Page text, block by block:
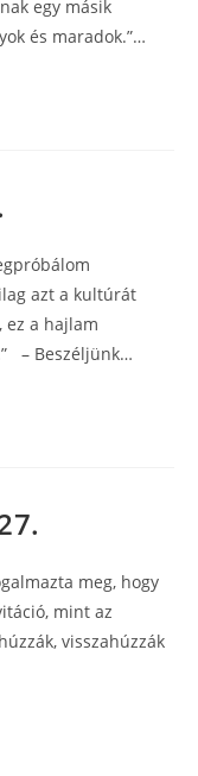
egy másik
és maradok.”…
azt a kultúrát
ez a hajlam
– Beszéljünk…
meg, hogy
mint az
visszahúzzák